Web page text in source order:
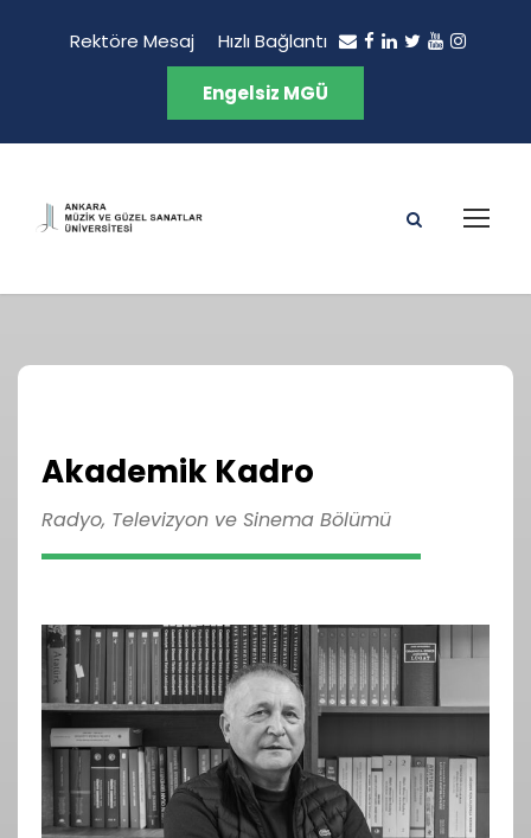
Rektöre Mesaj Hızlı Bağlantı
Engelsiz MGÜ
Akademik Kadro
Radyo, Televizyon ve Sinema Bölümü